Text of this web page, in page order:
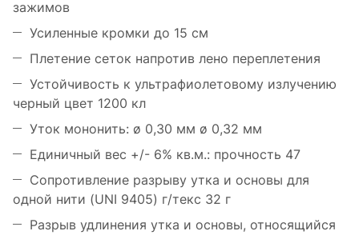
зажимов
Усиленные кромки до 15 см
Плетение сеток напротив лено переплетения
Устойчивость к ультрафиолетовому излучению
черный цвет 1200 кл
Уток мононить: ø 0,30 мм ø 0,32 мм
Единичный вес +/- 6% кв.м.: прочность 47
Сопротивление разрыву утка и основы для
одной нити (UNI 9405) г/текс 32 г
Разрыв удлинения утка и основы, относящийся